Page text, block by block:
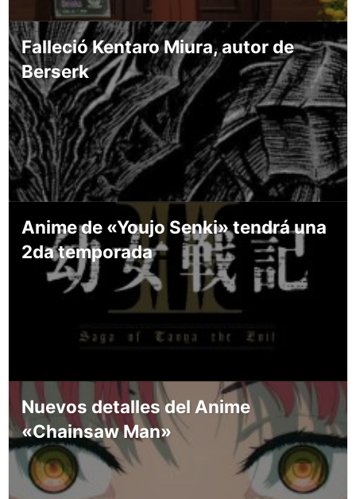
Falleció Kentaro Miura, autor de
Berserk
Anime de «Youjo Senki» tendrá una
2da temporada
Nuevos detalles del Anime
«Chainsaw Man»